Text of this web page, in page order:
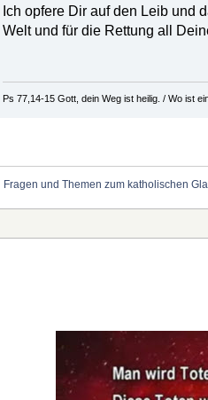
Ich opfere Dir auf den Leib und
Welt und für die Rettung all
Ps 77,14-15 Gott, dein Weg ist heilig. / Wo ist
Fragen und Themen zum katholischen